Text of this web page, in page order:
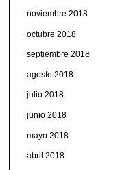
noviembre 2018
octubre 2018
septiembre 2018
agosto 2018
julio 2018
junio 2018
mayo 2018
abril 2018